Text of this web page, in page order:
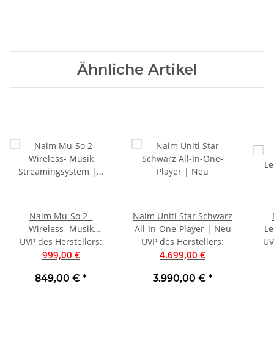
Ähnliche Artikel
Naim Mu-So 2 -
Wireless- Musik
Streamingsystem |
Auspackware, sehr gut
UVP des Herstellers:
999,00 €
849,00 € *
Naim Uniti Star Schwarz
All-In-One-Player | Neu
UVP des Herstellers:
4.699,00 €
3.990,00 € *